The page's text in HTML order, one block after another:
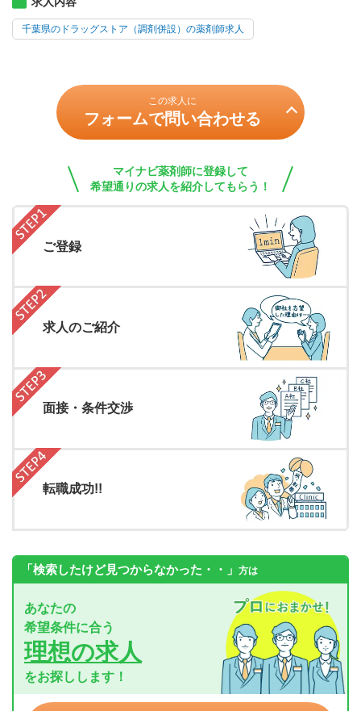
千葉県のドラッグストア（調剤併設）の薬剤師求人
この求人に
フォームで問い合わせる
マイナビ薬剤師に登録して
希望通りの求人を紹介してもらう！
ご登録
求人のご紹介
面接・条件交渉
転職成功!!
「検索したけど見つからなかった・・」 方は
あなたの
希望条件に合う
理想の求人
をお探しします！